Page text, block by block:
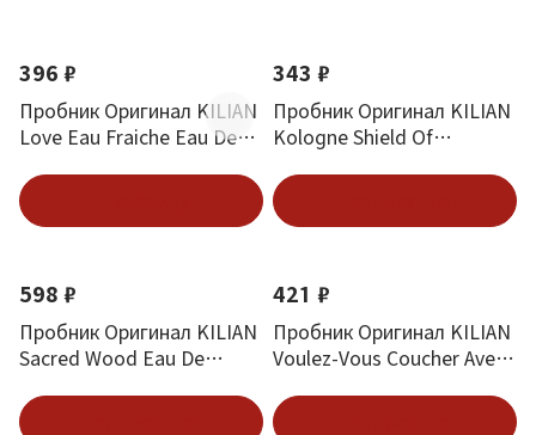
396 ₽
Пробник Оригинал KILIAN
Love Eau Fraiche Eau De
343 ₽
Пробник Оригинал KILIAN
Kologne Shield Of
598 ₽
Пробник Оригинал KILIAN
Sacred Wood Eau De
Дерево 1.5 ml
421 ₽
Пробник Оригинал KILIAN
Voulez-Vous Coucher Avec